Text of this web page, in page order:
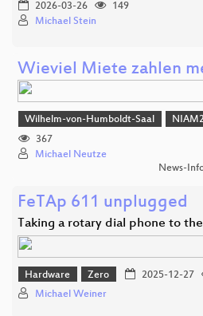
2026-03-26
149
Michael Stein
Wieviel Miete zahlen
Wilhelm-von-Humboldt-Saal
367
Michael Neutze
News-
FeTAp 611 unplugged
Taking a rotary dial phone to
Hardware Zero 2025-12-27
Michael Weiner